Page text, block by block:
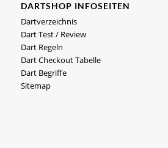
DARTSHOP INFOSEITEN
Dartverzeichnis
Dart Test / Review
Dart Regeln
Dart Checkout Tabelle
Dart Begriffe
Sitemap